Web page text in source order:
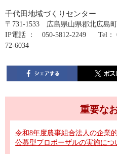
重要な
令和8年度農事組合法人の企業
公募型プロポーザルの実施につ
千代田地域づくりセンター
〒731-1533 広島県山県郡北広島町
IP電話 ： 050-5812-2249 Tel
72-6034